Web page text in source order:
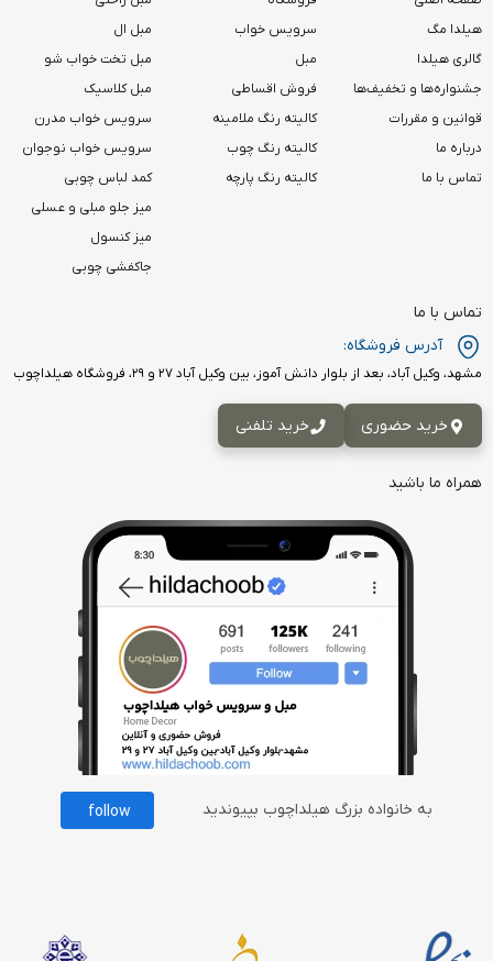
هیلدا مگ
گالری هیلدا
جشنواره‌ها و تخفیف‌ها
قوانین و مقررات
درباره ما
تماس با ما
سرویس خواب
مبل
فروش اقساطی
کالیته رنگ ملامینه
کالیته رنگ چوب
کالیته رنگ پارچه
مبل ال
مبل تخت خواب شو
مبل کلاسیک
سرویس خواب مدرن
سرویس خواب نوجوان
کمد لباس چوبی
میز جلو مبلی و عسلی
میز کنسول
جاکفشی چوبی
تماس با ما
آدرس فروشگاه:
مشهد، وکیل آباد، بعد از بلوار دانش آموز، بین وکیل آباد ۲۷ و ۲۹، فروشگاه هیلداچوب
خرید حضوری خرید تلفنی
همراه ما باشید
به خانواده بزرگ هیلداچوب بپیوندید follow